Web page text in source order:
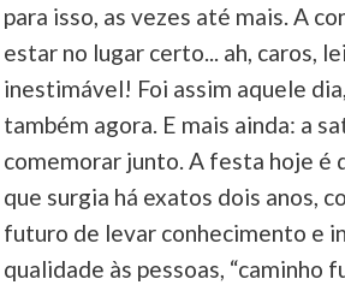
para isso, as vezes até mais. A
estar no lugar certo... ah, caros,
inestimável! Foi assim aquele
também agora. E mais ainda: a
comemorar junto. A festa hoje é
que surgia há exatos dois anos,
futuro de levar conhecimento e
qualidade às pessoas, “caminho